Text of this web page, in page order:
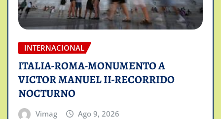
INTERNACIONAL
ITALIA-ROMA-MONUMENTO A
VICTOR MANUEL II-RECORRIDO
NOCTURNO
Vimag Ago 9, 2026